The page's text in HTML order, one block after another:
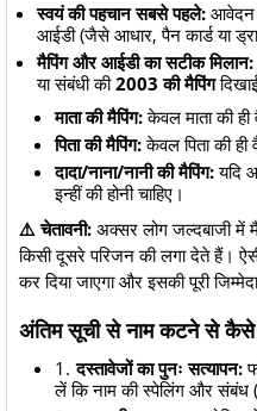
स्वयं की पहचान सबसे पहले: आवेदन
आईडी (जैसे आधार, पैन कार्ड या
मैपिंग और आईडी का सटीक मिलान:
या संबंधी की2003 की मैपिंग
माता की मैपिंग:केवल माता की
पिता की मैपिंग:केवल पिता की
दादा/नाना/नानी की मैपिंग:यदि
इन्हीं की होनी चाहिए।
⚠️ चेतावनी: अक्सर लोग जल्दबाजी में
किसी दूसरे परिजन की लगा देते हैं।
कर दिया जाएगा और इसकी पूरी
अंतिम सूची से नाम कटने से कैसे
दस्तावेजों का पुनः सत्यापन:
लें कि नाम की स्पेलिंग और संबंध